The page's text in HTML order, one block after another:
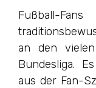
Fußball-
an den
Bundesliga.
aus der Fan-